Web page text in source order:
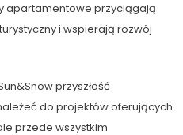
apartamentowe przyciągają
i wspierają rozwój
przyszłość
do projektów oferujących
przede wszystkim